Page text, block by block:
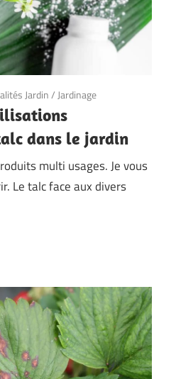
Jardin/ Jardinage
dans le jardin
multi usages. Je vous
Le talc face aux divers